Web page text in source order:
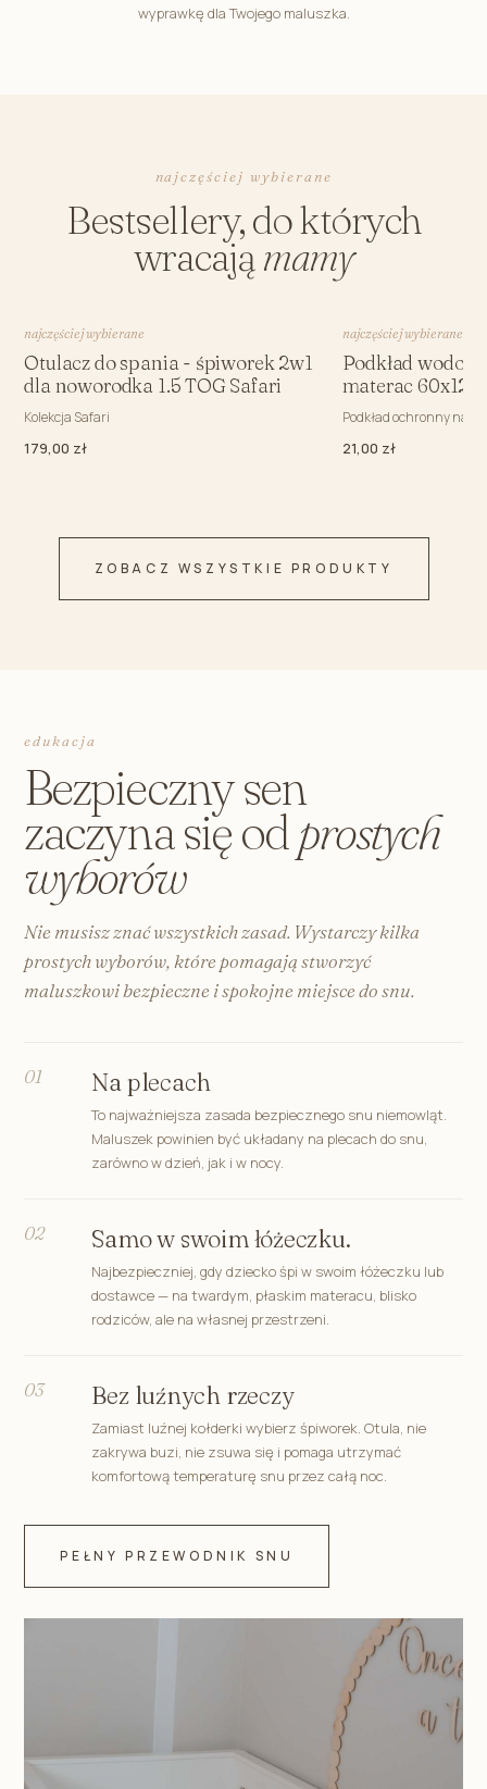
wyprawkę dla Twojego maluszka.
najczęściej wybierane
Bestsellery, do których
wracająmamy
najczęściej wybierane
Otulacz do spania - śpiworek 2w1
dla noworodka 1.5 TOG Safari
Kolekcja Safari
179,00 zł
najczęściej wybierane
Podkład
materac 60x120
Podkład ochronny na
21,00 zł
ZOBACZ WSZYSTKIE PRODUKTY
edukacja
Bezpieczny sen
zaczyna się od prostych
wyborów
Nie musisz znać wszystkich zasad. Wystarczy kilka
prostych wyborów, które pomagają stworzyć
maluszkowi bezpieczne i spokojne miejsce do snu.
01 Na plecach
To najważniejsza zasada bezpiecznego snu niemowląt.
Maluszek powinien być układany na plecach do snu,
zarówno w dzień, jak i w nocy.
02 Samo w swoim łóżeczku.
Najbezpieczniej, gdy dziecko śpi w swoim łóżeczku lub
dostawce — na twardym, płaskim materacu, blisko
rodziców, ale na własnej przestrzeni.
03 Bez luźnych rzeczy
Zamiast luźnej kołderki wybierz śpiworek. Otula, nie
zakrywa buzi, nie zsuwa się i pomaga utrzymać
komfortową temperaturę snu przez całą noc.
PEŁNY PRZEWODNIK SNU